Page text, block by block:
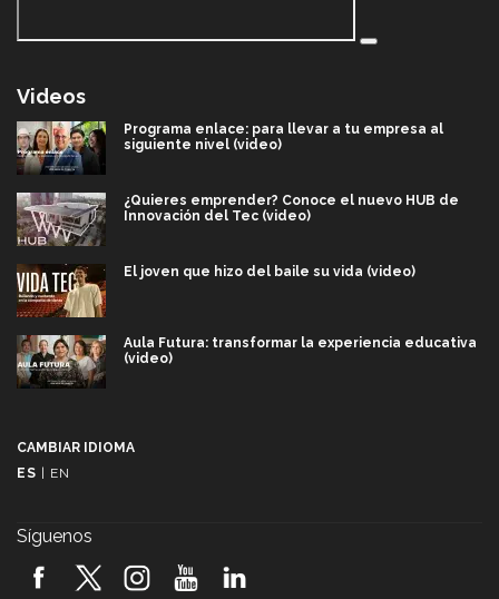
Videos
Programa enlace: para llevar a tu empresa al
siguiente nivel (video)
¿Quieres emprender? Conoce el nuevo HUB de
Innovación del Tec (video)
El joven que hizo del baile su vida (video)
Aula Futura: transformar la experiencia educativa
(video)
2026! (video)
CAMBIAR IDIOMA
ES
EN
Síguenos